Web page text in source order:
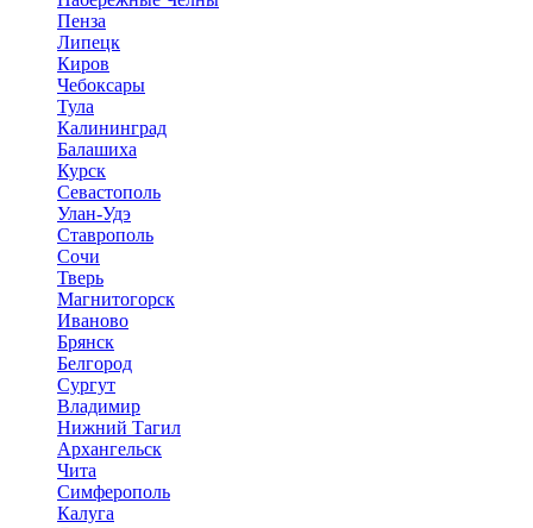
Пенза
Липецк
Киров
Чебоксары
Тула
Калининград
Балашиха
Курск
Севастополь
Улан-Удэ
Ставрополь
Сочи
Тверь
Магнитогорск
Иваново
Брянск
Белгород
Сургут
Владимир
Нижний Тагил
Архангельск
Чита
Симферополь
Калуга